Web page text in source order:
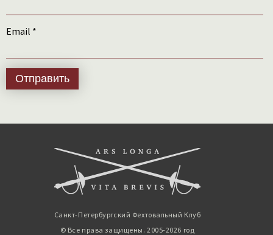
Email *
Санкт-Петербургский Фехтовальный Клуб
© Все права защищены. 2005-2026 год